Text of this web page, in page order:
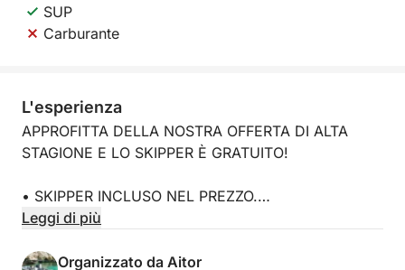
SUP
Carburante
L'esperienza
APPROFITTA DELLA NOSTRA OFFERTA DI ALTA
STAGIONE E LO SKIPPER È GRATUITO!
• SKIPPER INCLUSO NEL PREZZO.
Leggi di più
Organizzato da Aitor